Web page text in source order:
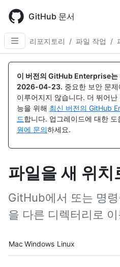
main
content
GitHub 문서
리포지토리 / 파일 작업 /
이 버전의 GitHub Enterprise는
2026-04-23. 중요한 보안 문
이루어지지 않습니다. 더 뛰어
능을 위해 최신 버전의 GitHub
드합니다. 업그레이드에 대한 도
원에 문의하세요.
파일을 새 위치
GitHub에서 또는 명
을 다른 디렉터리로
Platform navigation
Mac Windows Linux